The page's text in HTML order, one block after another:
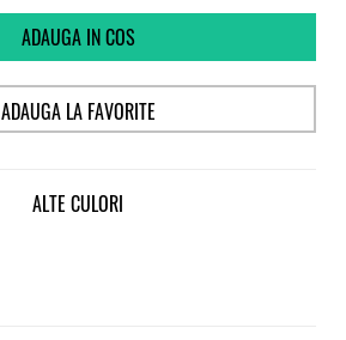
ADAUGA IN COS
ADAUGA LA FAVORITE
ALTE CULORI